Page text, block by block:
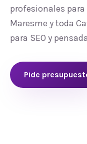
profesionales
Maresme y toda
para SEO y
Pide